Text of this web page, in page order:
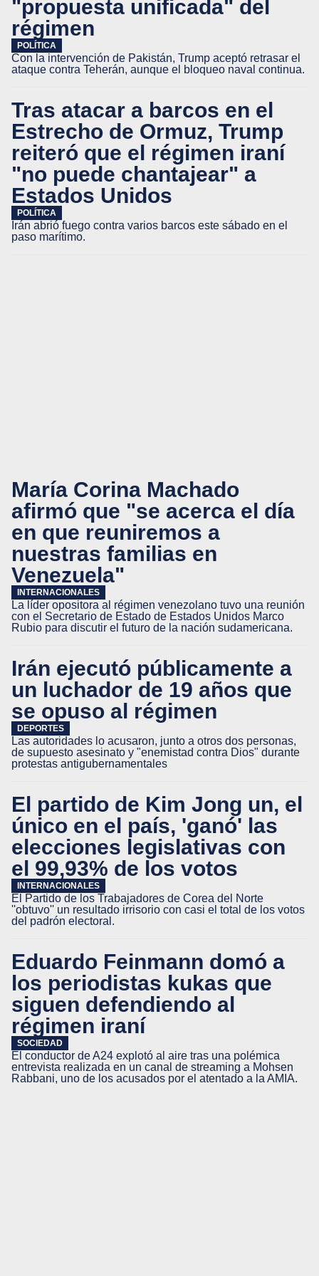
"propuesta unificada" del
régimen
POLÍTICA
Con la intervención de Pakistán, Trump aceptó retrasar el
ataque contra Teherán, aunque el bloqueo naval continua.
Tras atacar a barcos en el
Estrecho de Ormuz, Trump
reiteró que el régimen iraní
"no puede chantajear" a
Estados Unidos
POLÍTICA
Irán abrió fuego contra varios barcos este sábado en el
paso marítimo.
María Corina Machado
afirmó que "se acerca el día
en que reuniremos a
nuestras familias en
Venezuela"
INTERNACIONALES
La líder opositora al régimen venezolano tuvo una reunión
con el Secretario de Estado de Estados Unidos Marco
Rubio para discutir el futuro de la nación sudamericana.
Irán ejecutó públicamente a
un luchador de 19 años que
se opuso al régimen
DEPORTES
Las autoridades lo acusaron, junto a otros dos personas,
de supuesto asesinato y "enemistad contra Dios" durante
protestas antigubernamentales
El partido de Kim Jong un, el
único en el país, 'ganó' las
elecciones legislativas con
el 99,93% de los votos
INTERNACIONALES
El Partido de los Trabajadores de Corea del Norte
''obtuvo'' un resultado irrisorio con casi el total de los votos
del padrón electoral.
Eduardo Feinmann domó a
los periodistas kukas que
siguen defendiendo al
régimen iraní
SOCIEDAD
El conductor de A24 explotó al aire tras una polémica
entrevista realizada en un canal de streaming a Mohsen
Rabbani, uno de los acusados por el atentado a la AMIA.